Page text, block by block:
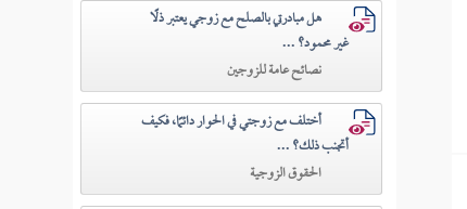
هل مبادرتي بالصلح مع زوجي يعتبر ذلًا
غير محمود؟ ...
نصائح عامة للزوجين
أختلف مع زوجتي في الحوار دائمًا، فكيف
أتجنب ذلك؟ ...
الحقوق الزوجية